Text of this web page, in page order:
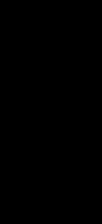
такси в
такси в
такси в
такси в
такси в
такси в
такси в